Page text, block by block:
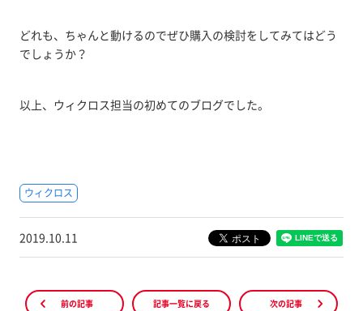
どれも、ちゃんと動けるのでぜひ購入の検討をしてみてはどう
でしょうか？
以上、ウィクロス担当の初めてのブログでした。
ウィクロス
2019.10.11
前の記事 記事一覧に戻る 次の記事